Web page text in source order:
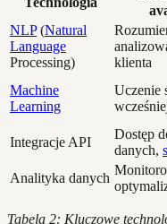
NLP(Natural
Language
Processing)
klienta
Machine
Learning
Uczenie
Integracje API
Dostęp
danych,
Analityka danych
Tabela 2: Kluczowe